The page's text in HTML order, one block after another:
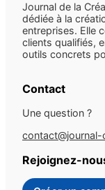
Journal de la
dédiée à la
entreprises. Elle
clients qualifiés,
outils concrets
Contact
Une question ?
Rejoignez-